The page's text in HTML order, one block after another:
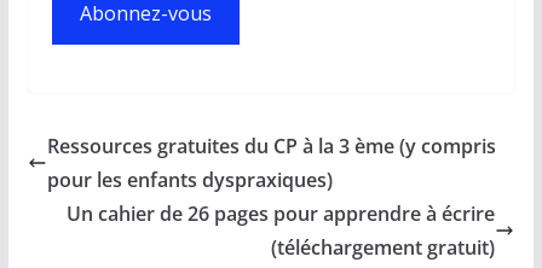
Abonnez-vous
Ressources gratuites du CP à la 3 ème (y compris
pour les enfants dyspraxiques)
Un cahier de 26 pages pour apprendre à écrire
(téléchargement gratuit)